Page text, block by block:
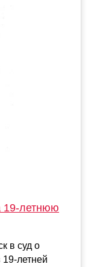
19-летнюю
в суд о
19-летней